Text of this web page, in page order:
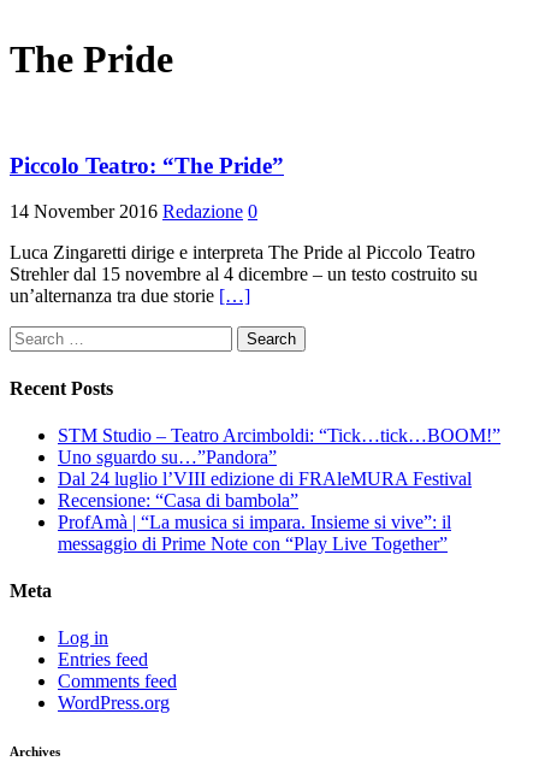
The Pride
Piccolo Teatro: “The Pride”
14 November 2016 Redazione 0
Luca Zingaretti dirige e interpreta The Pride al Piccolo Teatro
Strehler dal 15 novembre al 4 dicembre – un testo costruito su
un’alternanza tra due storie […]
Search
for:
Recent Posts
STM Studio – Teatro Arcimboldi: “Tick…tick…BOOM!”
Uno sguardo su…”Pandora”
Dal 24 luglio l’VIII edizione di FRAleMURA Festival
Recensione: “Casa di bambola”
ProfAmà | “La musica si impara. Insieme si vive”: il
messaggio di Prime Note con “Play Live Together”
Meta
Log in
Entries feed
Comments feed
WordPress.org
Archives